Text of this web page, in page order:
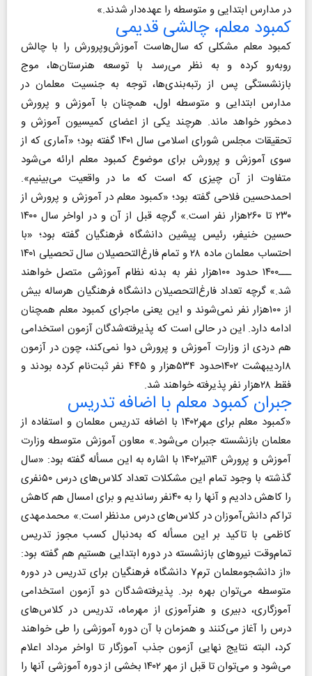
در مدارس ابتدایی و متوسطه را عهده‌دار شدند.»
کمبود معلم، چالشی قدیمی
کمبود معلم مشکلی که سال‌هاست آموزش‌وپرورش را با چالش
روبه‌رو کرده و به نظر می‌رسد با توسعه هنرستان‌ها، موج
بازنشستگی پس از رتبه‌بندی‌ها، توجه به جنسیت معلمان در
مدارس ابتدایی و متوسطه اول، همچنان با آموزش و پرورش
دمخور خواهد ماند. هرچند یکی از اعضای کمیسیون آموزش و
تحقیقات مجلس شورای اسلامی سال ۱۴۰۱ گفته بود؛ «آماری که از
سوی آموزش و پرورش برای موضوع کمبود معلم ارائه می‌شود
متفاوت از آن چیزی که است که ما در واقعیت می‌بینیم».
احمدحسین فلاحی گفته بود؛ «کمبود معلم در آموزش و پرورش از
۲۳۰ تا ۲۶۰هزار نفر است.» گرچه قبل از آن و در اواخر سال ۱۴۰۰
حسین خنیفر، رئیس پیشین دانشگاه فرهنگیان گفته بود؛ «با
احتساب معلمان ماده ۲۸ و تمام فارغ‌التحصیلان سال تحصیلی ۱۴۰۱
ـــ۱۴۰۰ حدود ۱۰۰هزار نفر به بدنه نظام آموزشی متصل خواهند
شد.» گرچه تعداد فارغ‌التحصیلان دانشگاه فرهنگیان هرساله بیش
از ۱۰۰هزار نفر نمی‌شوند و این یعنی ماجرای کمبود معلم همچنان
ادامه دارد. این در حالی است که پذیرفته‌شدگان آزمون استخدامی
هم دردی از وزارت آموزش و پرورش دوا نمی‌کند، چون در آزمون
۸اردیبهشت ۱۴۰۲حدود ۵۳۴هزار و ۴۴۵ نفر ثبت‌نام کرده بودند و
فقط ۲۸هزار نفر پذیرفته خواهند شد.
جبران کمبود معلم با اضافه تدریس
«کمبود معلم برای مهر۱۴۰۲ با اضافه تدریس معلمان و استفاده از
معلمان بازنشسته جبران می‌شود.» معاون آموزش متوسطه وزارت
آموزش و پرورش ۱۴تیر۱۴۰۲ با اشاره به این مسأله گفته بود: «سال
گذشته با وجود تمام این مشکلات تعداد کلاس‌های درس ۵۰نفری
را کاهش دادیم و آنها را به ۴۰نفر رساندیم و برای امسال هم کاهش
تراکم دانش‌آموزان در کلاس‌های درس مدنظر است.» محمدمهدی
کاظمی با تاکید بر این مسأله که به‌دنبال کسب مجوز تدریس
تمام‌وقت نیروهای بازنشسته در دوره ابتدایی هستیم هم گفته بود:
«از دانشجومعلمان ترم۷ دانشگاه فرهنگیان برای تدریس در دوره
متوسطه می‌توان بهره برد. پذیرفته‌شدگان دو آزمون استخدامی
آموزگاری، دبیری و هنرآموزی از مهرماه، تدریس در کلاس‌های
درس را آغاز می‌کنند و همزمان با آن دوره آموزشی را طی خواهند
کرد، البته نتایج نهایی آزمون جذب آموزگار تا اواخر مرداد اعلام
می‌شود و می‌توان تا قبل از مهر ۱۴۰۲ بخشی از دوره آموزشی آنها را